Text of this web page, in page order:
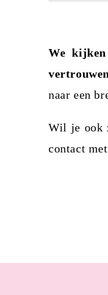
We
naar een
Wil je ook
contact